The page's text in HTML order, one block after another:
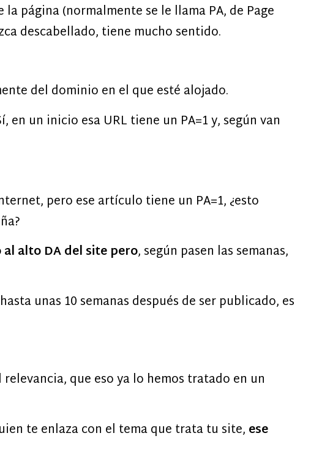
página (normalmente se le llama PA, de Page
descabellado, tiene mucho sentido.
del dominio en el que esté alojado.
un inicio esa URL tiene un PA=1 y, según van
pero ese artículo tiene un PA=1, ¿esto
alto DA del site pero, según pasen las semanas,
unas 10 semanas después de ser publicado, es
que eso ya lo hemos tratado en un
te enlaza con el tema que trata tu site, ese